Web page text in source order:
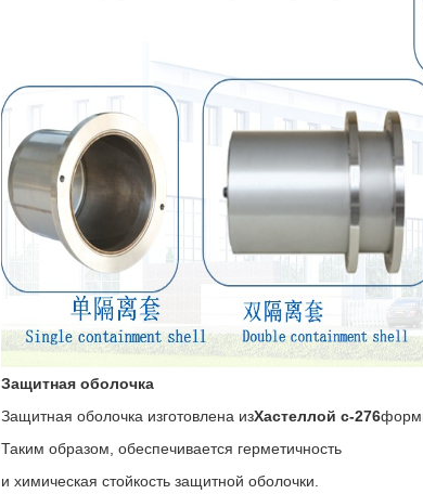
Защитная оболочка
Защитная оболочка изготовлена ​​изХастеллой с-276
Таким образом, обеспечивается герметичность
и химическая стойкость защитной оболочки.